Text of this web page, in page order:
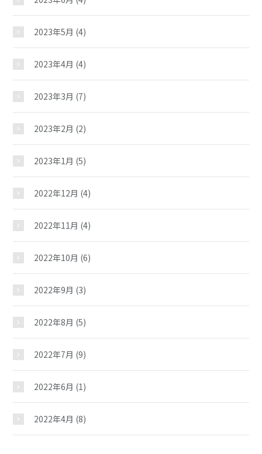
教室紹介
夢ステーション
2023年5月 (4)
2023年4月 (4)
2023年3月 (7)
2023年2月 (2)
2023年1月 (5)
2022年12月 (4)
2022年11月 (4)
2022年10月 (6)
2022年9月 (3)
2022年8月 (5)
2022年7月 (9)
2022年6月 (1)
2022年4月 (8)